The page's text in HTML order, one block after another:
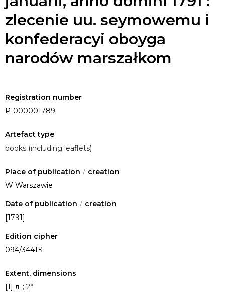
zlecenie uu. seymowemu i
konfederacyi oboyga
narodów marszałkom
Registration number
P-000001789
Artefact type
books (including leaflets)
Place of publication / creation
W Warszawie
Date of publication / creation
[1791]
Edition cipher
094/3441К
Extent, dimensions
[1] л. ; 2°